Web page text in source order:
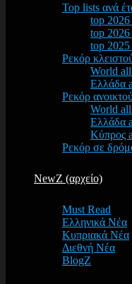
Top lists ανά
top 2026
top 2026
top 2025
Ρεκόρ
World
Ελλάδα
Ρεκόρ
World
Ελλάδα
Κύπρος
Ρεκόρ σε
NewZ (αρχείο)
Must Read
Ελληνικά Νέα
Κυπριακά Νέα
Διεθνή Νέα
BlogZ